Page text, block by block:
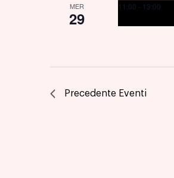
MER
29
11:00 - 13:00
Precedente Eventi